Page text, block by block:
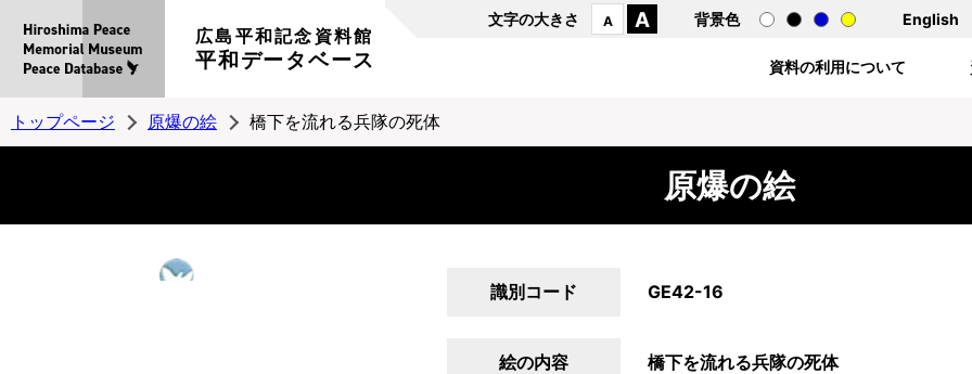
広島平和記念資料館
平和データベース
文字の大きさ A A 背景色 English
資料の利用について
トップページ 原爆の絵 橋下を流れる兵隊の死体
原爆の絵
識別コード GE42-16
絵の内容 橋下を流れる兵隊の死体